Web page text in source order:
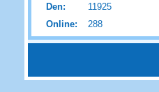
Online: 288
Den:
11925